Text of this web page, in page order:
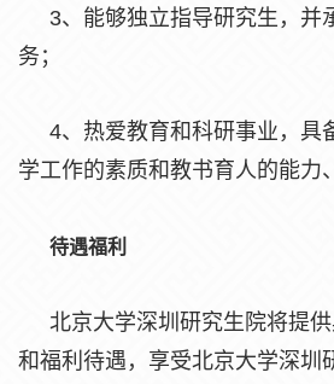
3、能够独立指导研究生，并
务；
4、热爱教育和科研事业，具
学工作的素质和教书育人的能力
待遇福利
北京大学深圳研究生院将提
和福利待遇，享受北京大学深圳